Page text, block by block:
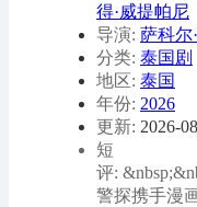
得·威提帕尼
导演: 萨科尔
分类: 泰国剧
地区: 泰国
年份: 2026
更新: 2026-
短
评:
警探携手漫